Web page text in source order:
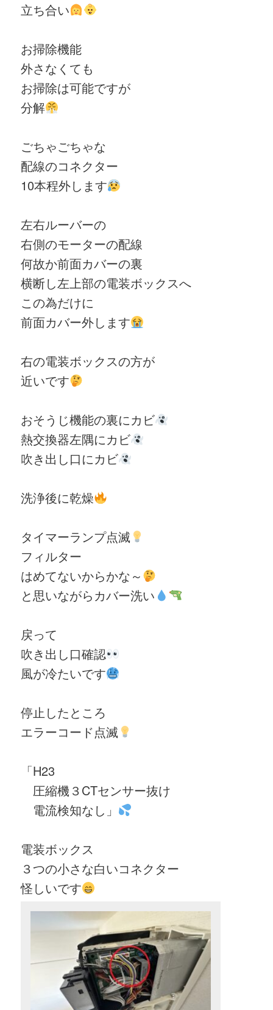
立ち合い
お掃除機能
外さなくても
お掃除は可能ですが
分解
ごちゃごちゃな
配線のコネクター
10本程外します
左右ルーバーの
右側のモーターの配線
何故か前面カバーの裏
横断し左上部の電装ボックスへ
この為だけに
前面カバー外します
右の電装ボックスの方が
近いです
おそうじ機能の裏にカビ
熱交換器左隅にカビ
吹き出し口にカビ
洗浄後に乾燥
タイマーランプ点滅
フィルター
はめてないからかな～
と思いながらカバー洗い
戻って
吹き出し口確認
風が冷たいです
停止したところ
エラーコード点滅
「H23
圧縮機３CTセンサー抜け
電流検知なし」
電装ボックス
３つの小さな白いコネクター
怪しいです